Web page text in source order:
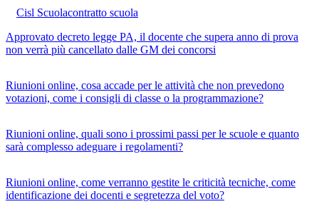
Cisl Scuolacontratto scuola
Approvato decreto legge PA, il docente che supera anno di prova
non verrà più cancellato dalle GM dei concorsi
Riunioni online, cosa accade per le attività che non prevedono
votazioni, come i consigli di classe o la programmazione?
Riunioni online, quali sono i prossimi passi per le scuole e quanto
sarà complesso adeguare i regolamenti?
Riunioni online, come verranno gestite le criticità tecniche, come
identificazione dei docenti e segretezza del voto?